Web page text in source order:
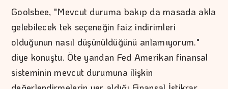
Goolsbee, "Mevcut duruma bakıp da masada akla
gelebilecek tek seçeneğin faiz indirimleri
olduğunun nasıl düşünüldüğünü anlamıyorum."
diye konuştu. Öte yandan Fed Amerikan finansal
sisteminin mevcut durumuna ilişkin